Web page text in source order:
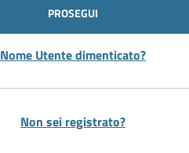
PROSEGUI
Nome Utente dimenticato?
Non sei registrato?